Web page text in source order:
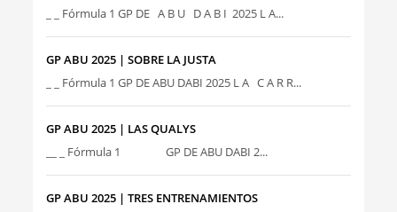
_ _ Fórmula 1 GP DE A B U D A B I 2025 L A...
GP ABU 2025 | SOBRE LA JUSTA
_ _ Fórmula 1 GP DE ABU DABI 2025 L A C A R R...
GP ABU 2025 | LAS QUALYS
__ _ Fórmula 1 GP DE ABU DABI 2...
GP ABU 2025 | TRES ENTRENAMIENTOS